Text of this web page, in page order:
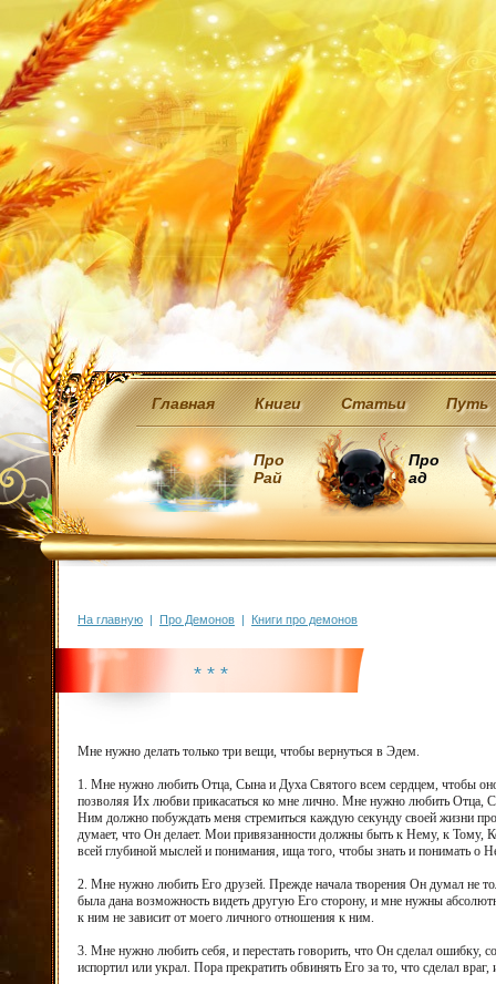
Главная Книги Статьи Путь
Про
Рай
Про
ад
На главную | Про Демонов | Книги про демонов
* * *
Мне нужно делать только три вещи, чтобы вернуться в Эдем.
1. Мне нужно любить Отца, Сына и Духа Святого всем сердцем, чтобы
позволяя Их любви прикасаться ко мне лично. Мне нужно любить Отца,
Ним должно побуждать меня стремиться каждую секунду своей жизни
думает, что Он делает. Мои привязанности должны быть к Нему, к
всей глубиной мыслей и понимания, ища того, чтобы знать и понимать о
2. Мне нужно любить Его друзей. Прежде начала творения Он думал не
была дана возможность видеть другую Его сторону, и мне нужны
к ним не зависит от моего личного отношения к ним.
3. Мне нужно любить себя, и перестать говорить, что Он сделал ошибку,
испортил или украл. Пора прекратить обвинять Его за то, что сделал